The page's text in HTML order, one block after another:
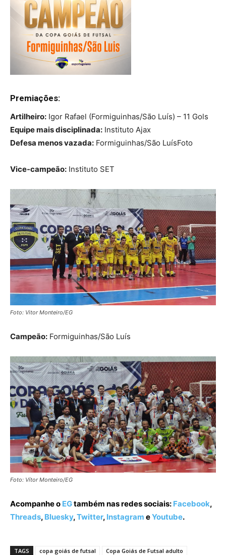
Premiações:
Artilheiro: Igor Rafael (Formiguinhas/São Luís) – 11 Gols
Equipe mais disciplinada: Instituto Ajax
Defesa menos vazada: Formiguinhas/São LuísFoto
Vice-campeão: Instituto SET
Foto: Vitor Monteiro/EG
Campeão: Formiguinhas/São Luís
Foto: Vítor Monteiro/EG
Acompanhe o EGtambém nas redes sociais: Facebook,
Threads, Bluesky,Twitter, Instagram eYoutube.
TAGS copa goiás de futsal
Copa Goiás de Futsal adulto